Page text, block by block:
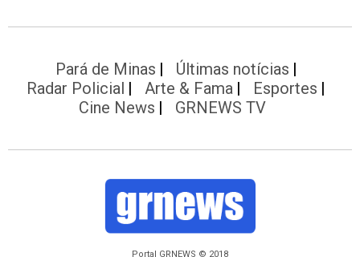
Pará de Minas
Últimas notícias
Radar Policial
Arte & Fama
Esportes
Cine News
GRNEWS TV
Portal GRNEWS © 2018